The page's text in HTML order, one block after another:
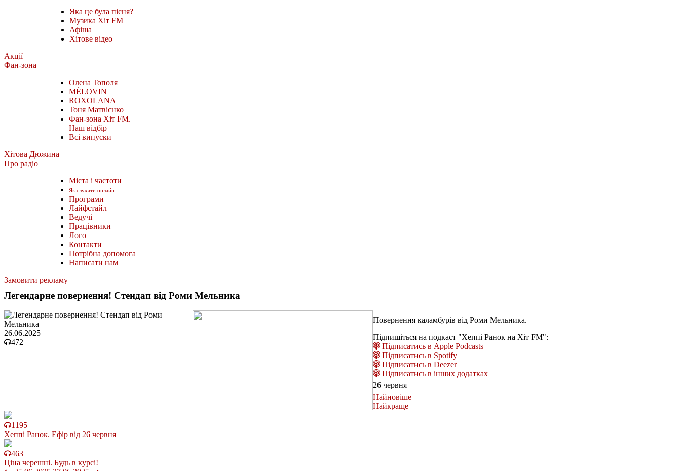
Яка це була пісня?
Музика Хіт FM
Афіша
Хітове відео
Акції
Фан-зона
Олена Тополя
MÉLOVIN
ROXOLANA
Тоня Матвієнко
Фан-зона Хіт FM.
Наш відбір
Всі випуски
Хітова Дюжина
Про радіо
Міста і частоти
Як слухати онлайн
Програми
Лайфстайл
Ведучі
Працівники
Лого
Контакти
Потрібна допомога
Написати нам
Замовити рекламу
Легендарне повернення! Стендап від Роми Мельника
26.06.2025
472
Повернення каламбурів від Роми Мельника.
Підпишіться на подкаст "Хеппі Ранок на Хіт FM":
Підписатись в Apple Podcasts
Підписатись в Spotify
Підписатись в Deezer
Підписатись в інших додатках
26 червня
Найновіше
Найкраще
1195
Хеппі Ранок. Ефір від 26 червня
463
Ціна черешні. Будь в курсі!